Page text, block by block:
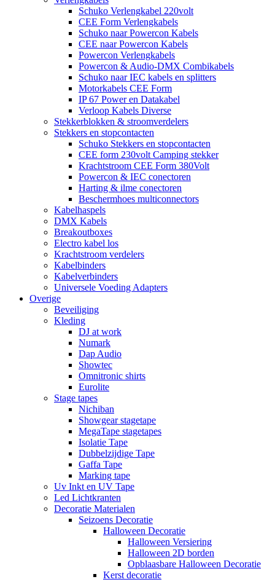
Schuko Verlengkabel 220volt
CEE Form Verlengkabels
Schuko naar Powercon Kabels
CEE naar Powercon Kabels
Powercon Verlengkabels
Powercon & Audio-DMX Combikabels
Schuko naar IEC kabels en splitters
Motorkabels CEE Form
IP 67 Power en Datakabel
Verloop Kabels Diverse
Stekkerblokken & stroomverdelers
Stekkers en stopcontacten
Schuko Stekkers en stopcontacten
CEE form 230volt Camping stekker
Krachtstroom CEE Form 380Volt
Powercon & IEC conectoren
Harting & ilme conectoren
Beschermhoes multiconnectors
Kabelhaspels
DMX Kabels
Breakoutboxes
Electro kabel los
Krachtstroom verdelers
Kabelbinders
Kabelverbinders
Universele Voeding Adapters
Overige
Beveiliging
Kleding
DJ at work
Numark
Dap Audio
Showtec
Omnitronic shirts
Eurolite
Stage tapes
Nichiban
Showgear stagetape
MegaTape stagetapes
Isolatie Tape
Dubbelzijdige Tape
Gaffa Tape
Marking tape
Uv Inkt en UV Tape
Led Lichtkranten
Decoratie Materialen
Seizoens Decoratie
Halloween Decoratie
Halloween Versiering
Halloween 2D borden
Opblaasbare Halloween Decoratie
Kerst decoratie